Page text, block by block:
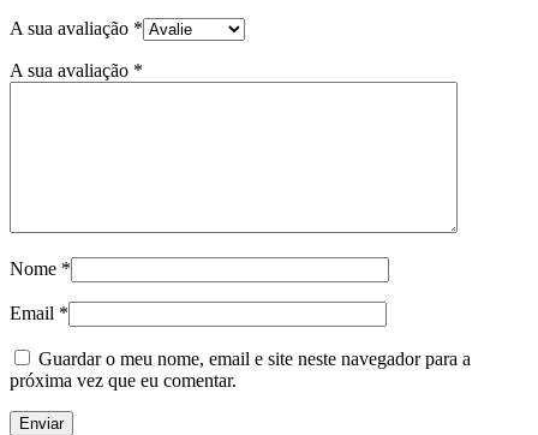
A sua avaliação *
A sua avaliação *
Nome *
Email *
Guardar o meu nome, email e site neste navegador para a
próxima vez que eu comentar.